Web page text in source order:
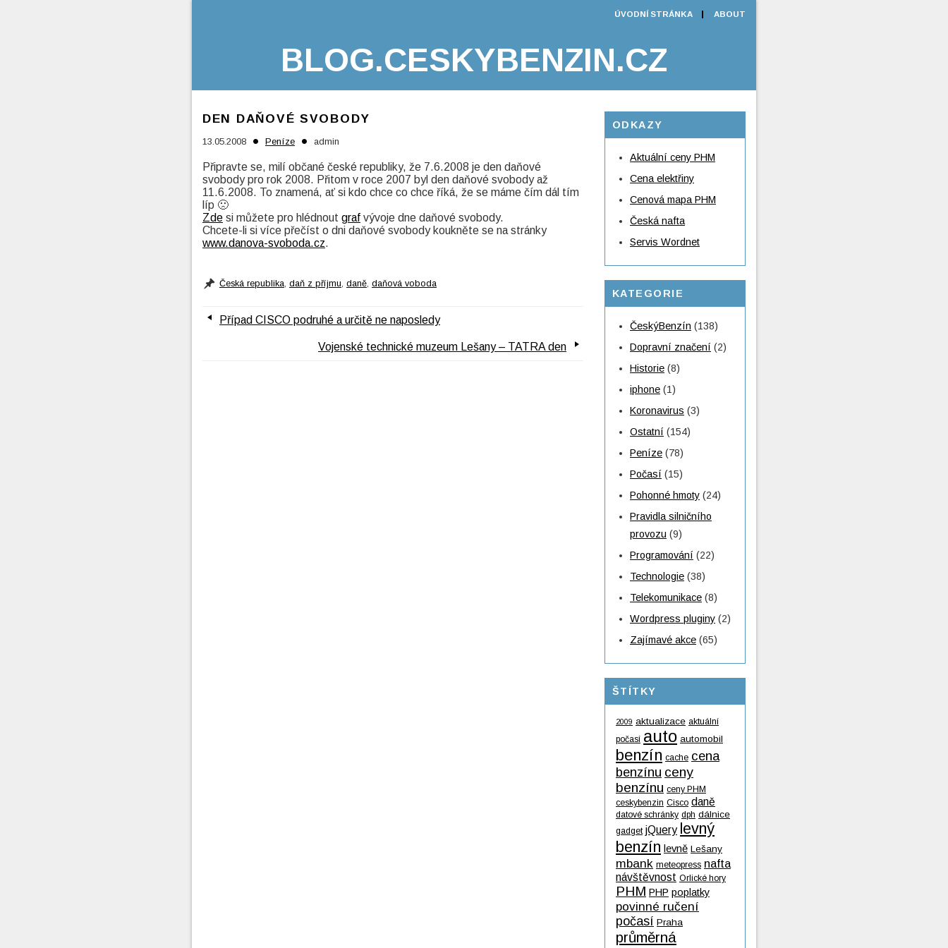
ÚVODNÍ STRÁNKA ABOUT
BLOG.CESKYBENZIN.CZ
DEN DAŇOVÉ SVOBODY
13.05.2008 • Peníze • admin
Připravte se, milí občané české republiky, že 7.6.2008 je den daňové
svobody pro rok 2008. Přitom v roce 2007 byl den daňové svobody až
11.6.2008. To znamená, ať si kdo chce co chce říká, že se máme čím dál tím
líp 🙁
Zde si můžete pro hlédnout graf vývoje dne daňové svobody.
Chcete-li si více přečíst o dni daňové svobody koukněte se na stránky
www.danova-svoboda.cz.
Česká republika, daň z příjmu, daně, daňová voboda
Případ CISCO podruhé a určitě ne naposledy
Vojenské technické muzeum Lešany – TATRA den
ODKAZY
Aktuální ceny PHM
Cena elektřiny
Cenová mapa PHM
Česká nafta
Servis Wordnet
KATEGORIE
ČeskýBenzín (138)
Dopravní značení (2)
Historie (8)
iphone (1)
Koronavirus (3)
Ostatní (154)
Peníze (78)
Počasí (15)
Pohonné hmoty (24)
Pravidla silničního
provozu (9)
Programování (22)
Technologie (38)
Telekomunikace (8)
Wordpress pluginy (2)
Zajímavé akce (65)
ŠTÍTKY
2009 aktualizace aktuální
počasí auto automobil
benzín cache cena
benzínu ceny
benzínu ceny PHM
ceskybenzin Cisco daně
datové schránky dph dálnice
gadget jQuery levný
benzín levně Lešany
mbank meteopress nafta
návštěvnost Orlické hory
PHM PHP poplatky
povinné ručení
počasí Praha
průměrná